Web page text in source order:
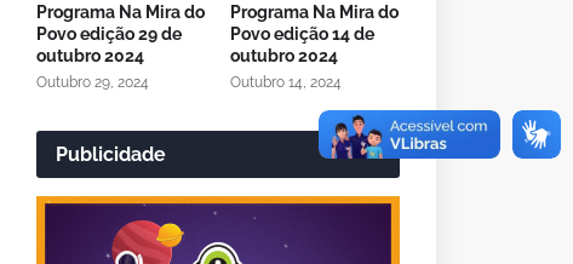
Programa Na Mira do
Povo edição 29 de
outubro 2024
Outubro 29, 2024
Programa Na Mira do
Povo edição 14 de
outubro 2024
Outubro 14, 2024
Publicidade